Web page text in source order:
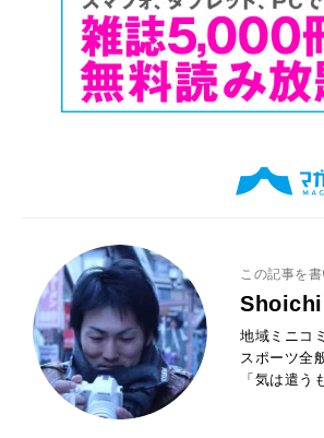
この記事を書
地域ミニコ
スポーツ全
「気は遣